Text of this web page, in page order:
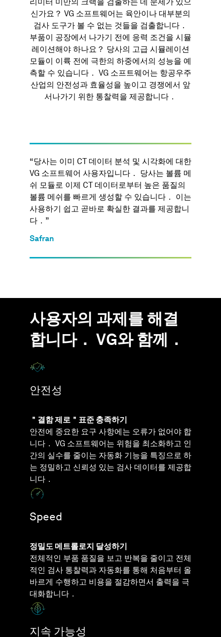
리미터 미만의 크랙을 검출하는 데 문제가 있으
신가요？ VG 소프트웨어는 육안이나 대부분의
검사 도구가 볼 수 없는 것들을 검출합니다．
부품이 공장에서 나가기 전에 응력 조건을 시뮬
레이션해야 하나요？ 당사의 고급 시뮬레이션
모듈이 이륙 전에 극한의 하중에서의 성능을 예
측할 수 있습니다． VG 소프트웨어는 항공우주
산업의 안전성과 효율성을 높이고 경쟁에서 앞
서나가기 위한 통찰력을 제공합니다．
“ 당사는 이미 CT 데이터 분석 및 시각화에 대한
VG 소프트웨어 사용자입니다． 당사는 볼륨 메
쉬 모듈로 이제 CT 데이터로부터 높은 품질의
볼륨 메쉬를 빠르게 생성할 수 있습니다． 이는
사용하기 쉽고 곧바로 확실한 결과를 제공합니
다．”
Safran
사용자의 과제를 해결
합니다． VG와 함께．
안전성
＂결함 제로＂표준 충족하기
안전에 중요한 요구 사항에는 오류가 없어야 합
니다． VG 소프트웨어는 위험을 최소화하고 인
간의 실수를 줄이는 자동화 기능을 특징으로 하
는 정밀하고 신뢰성 있는 검사 데이터를 제공합
니다．
Speed
정밀도 메트롤로지 달성하기
전체적인 부품 품질을 보고 반복을 줄이고 전체
적인 검사 통찰력과 자동화를 통해 처음부터 올
바르게 수행하고 비용을 절감하면서 출력을 극
대화합니다．
지속 가능성